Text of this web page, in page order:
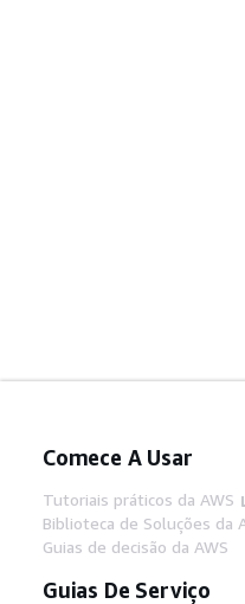
Comece A Usar
Tutoriais práticos da AWS
Biblioteca de Soluções da
Guias de decisão da AWS
Guias De Serviço